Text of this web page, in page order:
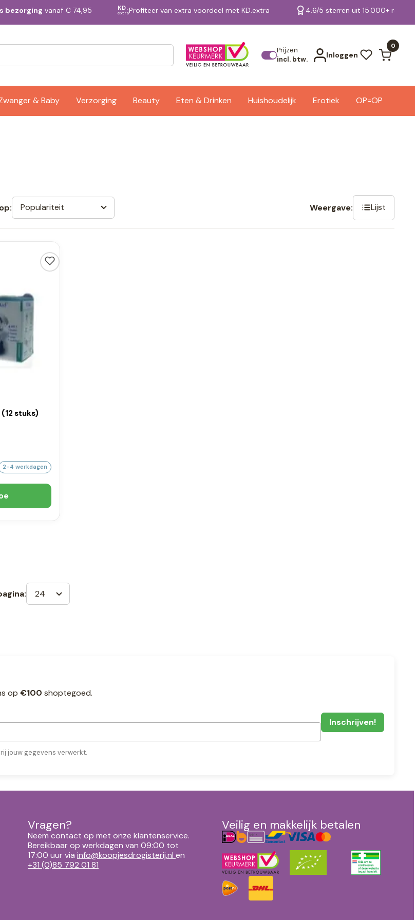
bezorging vanaf € 74,95 KD.
extraProfiteer van extra voordeel met KD.extra 4.6/5 sterren uit 15.000+
Prijzen
incl. btw.
Inloggen
0
& Baby Verzorging Beauty Eten & Drinken Huishoudelijk Erotiek OP=OP
Bekijk alle resultaten
Populariteit Weergave: Lijst
stuks)
2-4 werkdagen
24
op €100 shoptegoed.
jouw gegevens verwerkt.
Vragen?
Neem contact op met onze klantenservice.
Bereikbaar op werkdagen van 09:00 tot
17:00 uur via info@koopjesdrogisterij.nl en
+31 (0)85 792 01 81
Veilig en makkelijk betalen